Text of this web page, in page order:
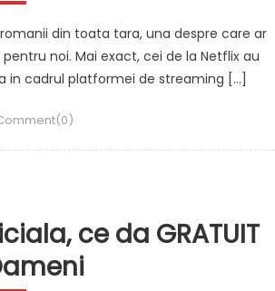
din toata tara, una despre care ar
noi. Mai exact, cei de la Netflix au
in cadrul platformei de streaming […]
ce da GRATUIT